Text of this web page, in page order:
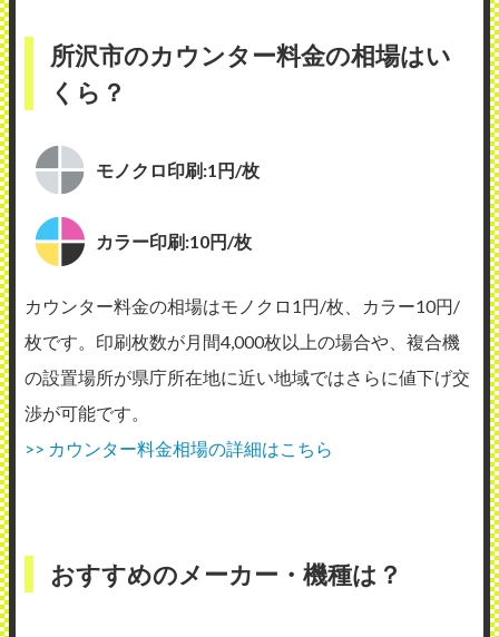
所沢市のカウンター料金の相場はい
くら？
モノクロ印刷:1円/枚
カラー印刷:10円/枚
カウンター料金の相場はモノクロ1円/枚、カラー10円/
枚です。印刷枚数が月間4,000枚以上の場合や、複合機
の設置場所が県庁所在地に近い地域ではさらに値下げ交
渉が可能です。
>> カウンター料金相場の詳細はこちら
おすすめのメーカー・機種は？